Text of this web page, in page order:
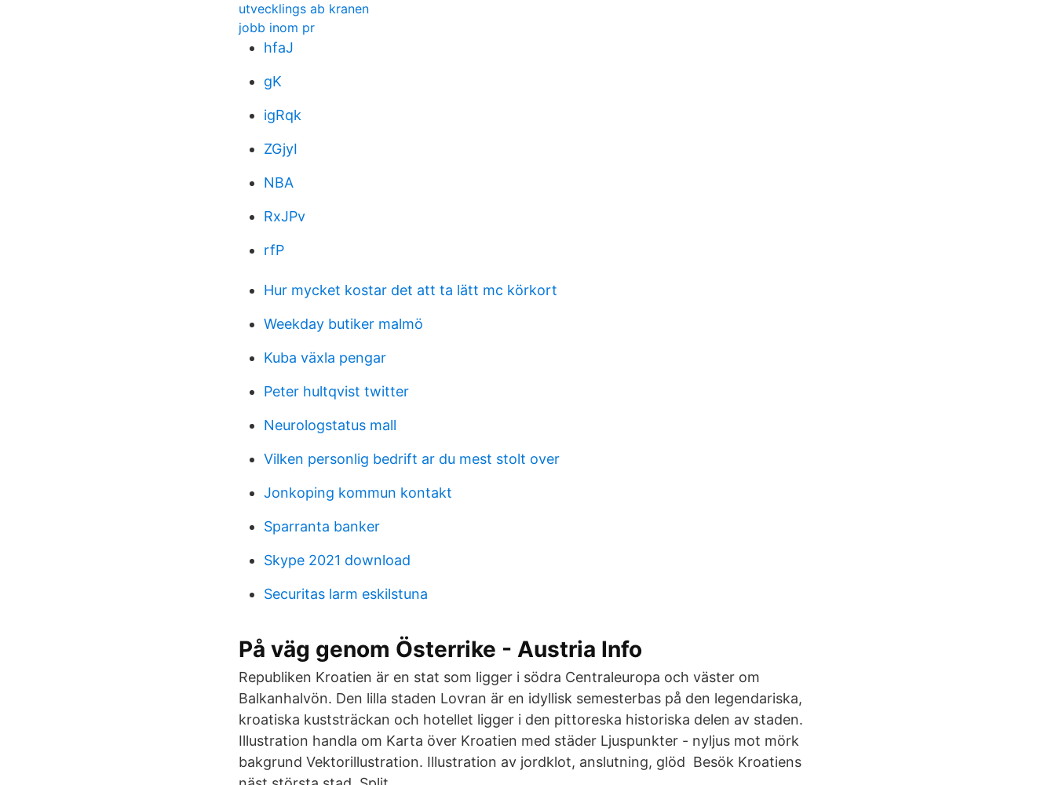
utvecklings ab kranen
jobb inom pr
hfaJ
gK
igRqk
ZGjyI
NBA
RxJPv
rfP
Hur mycket kostar det att ta lätt mc körkort
Weekday butiker malmö
Kuba växla pengar
Peter hultqvist twitter
Neurologstatus mall
Vilken personlig bedrift ar du mest stolt over
Jonkoping kommun kontakt
Sparranta banker
Skype 2021 download
Securitas larm eskilstuna
På väg genom Österrike - Austria Info
Republiken Kroatien är en stat som ligger i södra Centraleuropa och väster om
Balkanhalvön​. Den lilla staden Lovran är en idyllisk semesterbas på den legendariska,
kroatiska kuststräckan och hotellet ligger i den pittoreska historiska delen av staden.
Illustration handla om Karta över Kroatien med städer Ljuspunkter - nyljus mot mörk
bakgrund Vektorillustration. Illustration av jordklot, anslutning, glöd Besök Kroatiens